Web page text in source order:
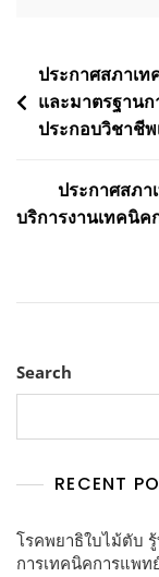
ประกาศสภาเ
และมาตรฐาน
ประกอบวิชาชี
ประกาศสภา
บริการงานเทคนิค
Search
RECENT
โรคพยาธิใบไม้ตับ
การเทคนิคการแพท